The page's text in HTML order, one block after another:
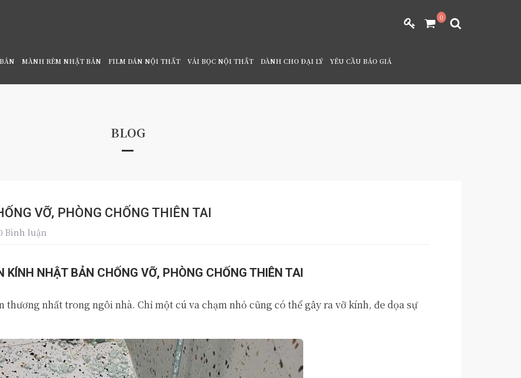
0
MÀNH RÈM NHẬT BẢN FILM DÁN NỘI THẤT VẢI BỌC NỘI THẤT DÀNH CHO ĐẠI LÝ YÊU CẦU BÁO GIÁ
HÃNG / FILM DÁN KÍNH NHẬT BẢN CHỐNG VỠ, PHÒNG CHỐNG THIÊN TAI
BLOG
VỠ, PHÒNG CHỐNG THIÊN TAI
Bình luận
KÍNH NHẬT BẢN CHỐNG VỠ, PHÒNG CHỐNG THIÊN TAI
nhất trong ngôi nhà. Chỉ một cú va chạm nhỏ cũng có thể gây ra vỡ kính, đe dọa sự